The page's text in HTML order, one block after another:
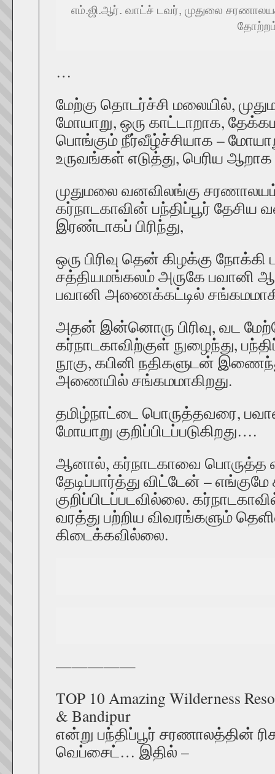
எம்.ஜி.ஆர். வாட்ச் டவர், முதுலை
…
மேற்கு தொடர்ச்சி மலையில்,
மோயாறு, ஒரு காட்டாறாக,
பொங்கும் நீர்வீழ்ச்சியாக –
உருவங்கள் எடுத்து, பெரிய
முதுமலை வனவிலங்கு
கர்நாடகாவின் பந்திப்பூர் தேசிய
இரண்டாகப் பிரிந்து,
ஒரு பிரிவு தென் கிழக்கு நோக்கி
சத்தியமங்கலம் அருகே பவானி
பவானி அணைக்கட்டில்
அதன் இன்னொரு பிரிவு, வட
கர்நாடகாவிற்குள் நுழைந்து,
நூகு, கபினி நதிகளுடன்
அணையில் சங்கமமாகிறது.
தமிழ்நாட்டை பொருத்தவரை,
மோயாறு குறிப்பிடப்படுகிறது….
ஆனால், கர்நாடகாவை பொருத்த
தேடிப்பார்த்து விட்டேன் –
குறிப்பிடப்படவில்லை.
வரத்து பற்றிய விவரங்களும்
கிடைக்கவில்லை.
—————
TOP 10 Amazing Wilderness
& Bandipur
என்று பந்திப்பூர் சரணாலத்தின்
வெப்சைட்… இதில் –